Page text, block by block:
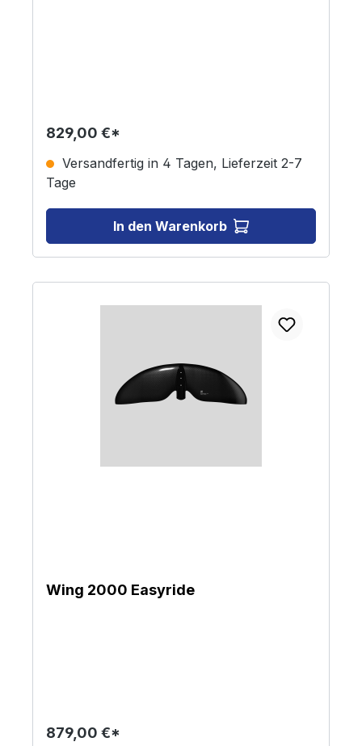
829,00 €*
Versandfertig in 4 Tagen, Lieferzeit 2-7
Tage
In den Warenkorb
Wing 2000 Easyride
879,00 €*